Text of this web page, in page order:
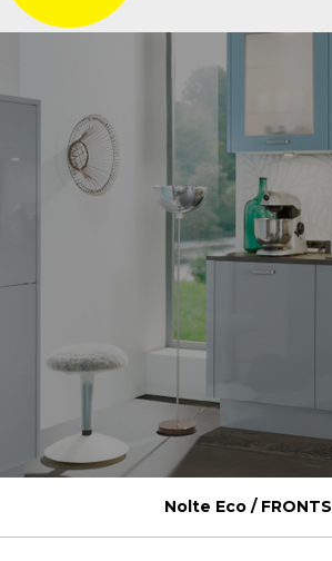
Nolte Eco / FRONTS